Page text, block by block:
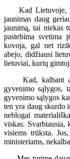
Kad Lietuvoje,
jaunimas daug
jaunimą, tai niekas
pastebima svetima
kovoja, gal net
abejo, didžiausi
lietuviai, kurių
Kad, kalbant
gyvenimo sąlygos,
gyvenimo sąlygos
ten yra daug skurdo
neblogai
viskas. Svarbiausia,
visiems trūksta.
ministeriams,